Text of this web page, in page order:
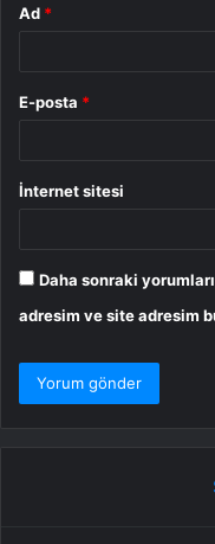
Ad *
E-posta *
İnternet sitesi
Daha sonraki
adresim ve site adresim